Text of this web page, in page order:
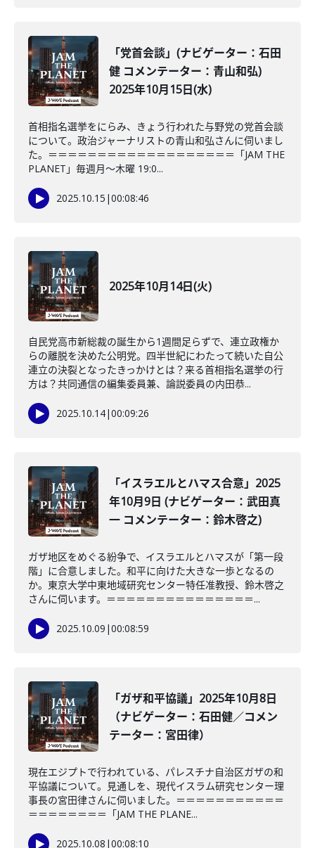
「党首会談」(ナビゲーター：石田
健 コメンテーター：青山和弘)
2025年10月15日(水)
首相指名選挙をにらみ、きょう行われた与野党の党首会談
について。政治ジャーナリストの青山和弘さんに伺いまし
た。＝＝＝＝＝＝＝＝＝＝＝＝＝＝＝＝＝＝＝「JAM THE
PLANET」毎週月～木曜 19:0...
2025.10.15 |00:08:46
2025年10月14日(火)
自民党高市新総裁の誕生から1週間足らずで、連立政権か
らの離脱を決めた公明党。四半世紀にわたって続いた自公
連立の決裂となったきっかけとは？来る首相指名選挙の行
方は？共同通信の編集委員兼、論説委員の内田恭...
2025.10.14|00:09:26
「イスラエルとハマス合意」2025
年10月9日 (ナビゲーター：武田真
一 コメンテーター：鈴木啓之)
ガザ地区をめぐる紛争で、イスラエルとハマスが「第一段
階」に合意しました。和平に向けた大きな一歩となるの
か。東京大学中東地域研究センター特任准教授、鈴木啓之
さんに伺います。＝＝＝＝＝＝＝＝＝＝＝＝＝＝＝...
2025.10.09 |00:08:59
「ガザ和平協議」2025年10月8日
（ナビゲーター：石田健／コメン
テーター：宮田律）
現在エジプトで行われている、パレスチナ自治区ガザの和
平協議について。見通しを、現代イスラム研究センター理
事長の宮田律さんに伺いました。＝＝＝＝＝＝＝＝＝＝＝
＝＝＝＝＝＝＝＝「JAM THE PLANE...
2025.10.08 |00:08:10